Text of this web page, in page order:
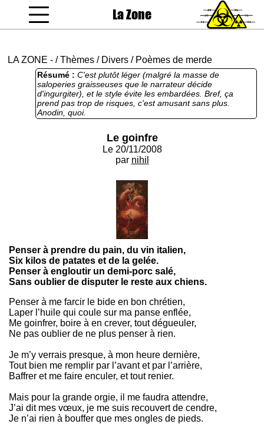
La Zone
LA ZONE - /Thèmes / Divers / Poèmes de merde
Résumé : C'est plutôt léger (malgré la masse de
saloperies graisseuses que le narrateur décide
d'ingurgiter), et le style évite les embardées. Bref, ça
prend pas trop de risques, c'est amusant sans plus.
Anodin, quoi.
Le goinfre
Le 20/11/2008
par nihil
Penser à prendre du pain, du vin italien,
Six kilos de patates et de la gelée.
Penser à engloutir un demi-porc salé,
Sans oublier de disputer le reste aux chiens.
Penser à me farcir le bide en bon chrétien,
Laper l’huile qui coule sur ma panse enflée,
Me goinfrer, boire à en crever, tout dégueuler,
Ne pas oublier de ne plus penser à rien.
Je m’y verrais presque, à mon heure dernière,
Tout bien me remplir par l’avant et par l’arrière,
Baffrer et me faire enculer, et tout renier.
Mais pour la grande orgie, il me faudra attendre,
J’ai dit mes vœux, je me suis recouvert de cendre,
Je n’ai rien à bouffer que mes ongles de pieds.